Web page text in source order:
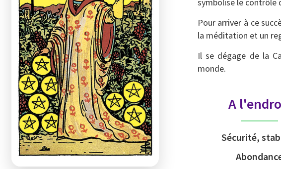
Pour arriver à ce
la méditation et un
Il se dégage de la
monde.
A
Sécurité,